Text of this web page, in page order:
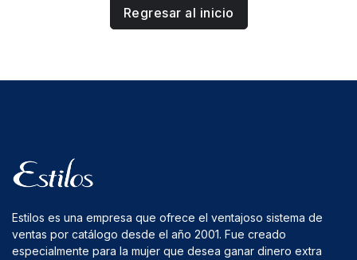
Regresar al inicio
Estilos es una empresa que ofrece el ventajoso sistema de
ventas por catálogo desde el año 2001. Fue creado
especialmente para la mujer que desea ganar dinero extra